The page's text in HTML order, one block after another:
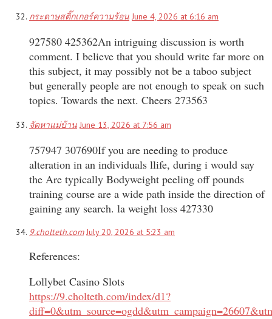
กระดาษสติ๊กเกอร์ความร้อน June 4, 2026 at 6:16 am
927580 425362An intriguing discussion is worth
comment. I believe that you should write far more on
this subject, it may possibly not be a taboo subject
but generally people are not enough to speak on such
topics. Towards the next. Cheers 273563
จัดหาแม่บ้าน June 13, 2026 at 7:56 am
757947 307690If you are needing to produce
alteration in an individuals llife, during i would say
the Are typically Bodyweight peeling off pounds
training course are a wide path inside the direction of
gaining any search. la weight loss 427330
9.cholteth.com July 20, 2026 at 5:23 am
References:
Lollybet Casino Slots
https://9.cholteth.com/index/d1?